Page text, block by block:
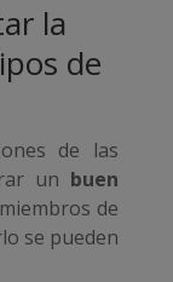
la
de
de las
un buen
de
se pueden